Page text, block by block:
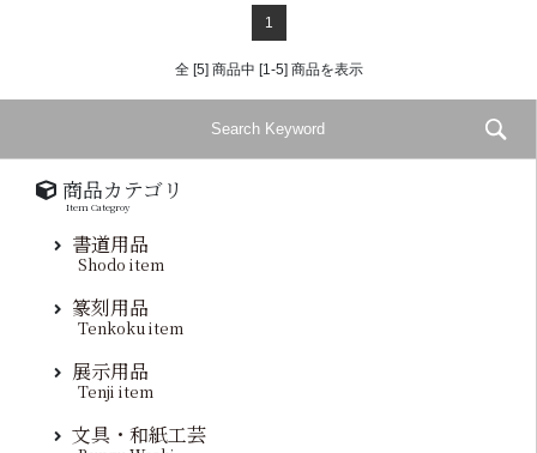
1
全 [5] 商品中 [1-5] 商品を表示
商品カテゴリ
Item Categroy
書道用品
Shodo item
篆刻用品
Tenkoku item
展示用品
Tenji item
文具・和紙工芸